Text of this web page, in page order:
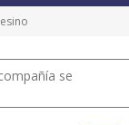
se